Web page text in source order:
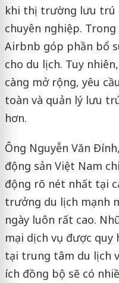
khi thị trường lưu trú
chuyên nghiệp.
Airbnb góp phần bổ
cho du lịch. Tuy
càng mở rộng, yêu
toàn và quản lý lưu
hơn.
Ông Nguyễn Văn
động sản Việt Nam
động rõ nét nhất tại
trưởng du lịch mạnh
ngày luôn rất cao.
mại dịch vụ được quy
tại trung tâm du lịch
ích đồng bộ sẽ có